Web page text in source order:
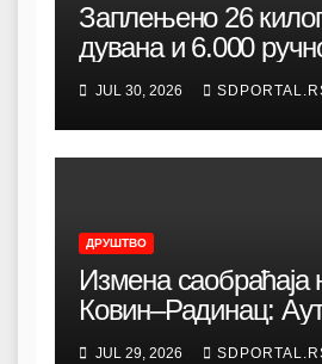
Заплењено 26
дувана и 6.000
прављених цигарета
Зелене пијаце
JUL 30, 2026
ДРУШТВО
Измена саобраћаја
Ковин–Радинац:
се преусмеравају
JUL 29, 2026